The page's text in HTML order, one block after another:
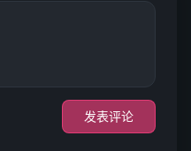
发表评论